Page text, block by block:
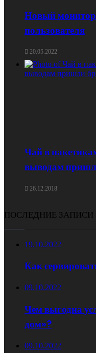
Новый монитор
пользователя
20.05.2022
Чай в
выводам
26.12.2018
ПОСЛЕДНИЕ ЗАПИСИ
19.10.2022
Как
09.10.2022
Чем выгодна
дом»?
09.10.2022